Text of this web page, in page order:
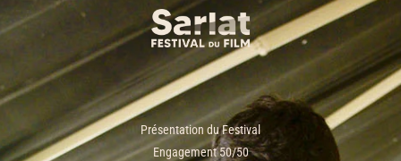
Présentation du Festival
Engagement 50/50